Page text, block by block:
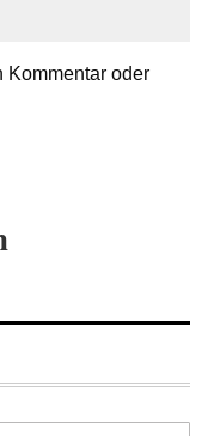
oder